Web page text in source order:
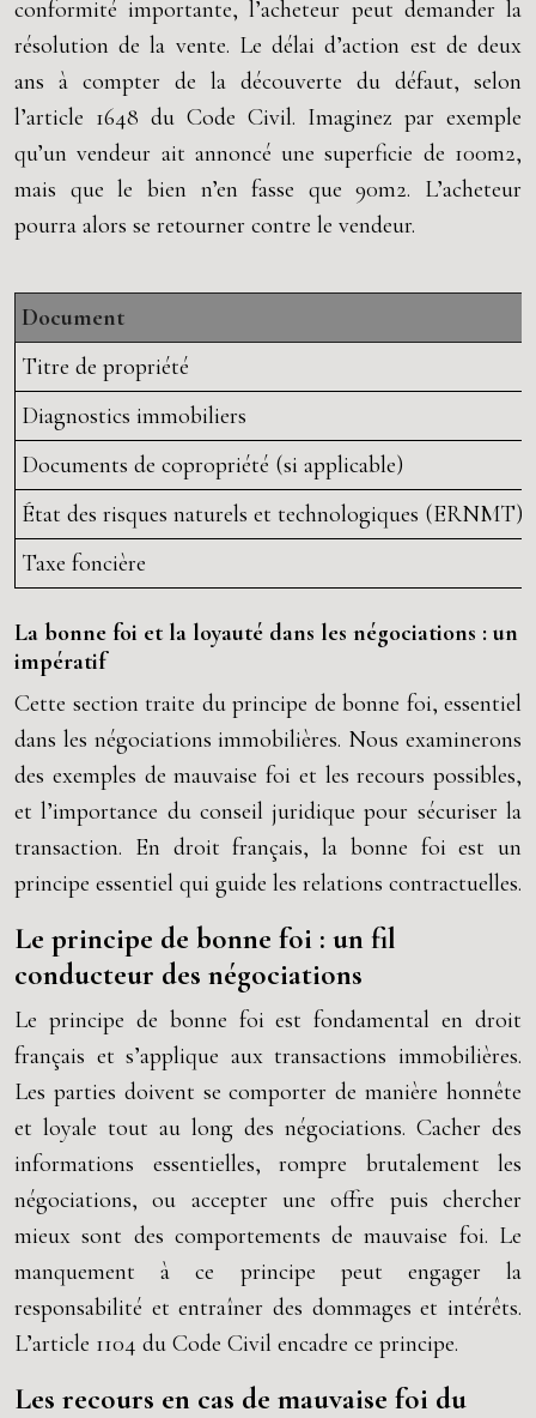
conformité importante, l’acheteur peut demander la
résolution de la vente. Le délai d’action est de deux
ans à compter de la découverte du défaut, selon
l’article 1648 du Code Civil. Imaginez par exemple
qu’un vendeur ait annoncé une superficie de 100m2,
mais que le bien n’en fasse que 90m2. L’acheteur
pourra alors se retourner contre le vendeur.
Document
Titre de propriété
Diagnostics immobiliers
Documents de copropriété (si applicable)
État des risques naturels et technologiques (ERNMT)
Taxe foncière
La bonne foi et la loyauté dans les négociations : un
impératif
Cette section traite du principe de bonne foi, essentiel
dans les négociations immobilières. Nous examinerons
des exemples de mauvaise foi et les recours possibles,
et l’importance du conseil juridique pour sécuriser la
transaction. En droit français, la bonne foi est un
principe essentiel qui guide les relations contractuelles.
Le principe de bonne foi : un fil
conducteur des négociations
Le principe de bonne foi est fondamental en droit
français et s’applique aux transactions immobilières.
Les parties doivent se comporter de manière honnête
et loyale tout au long des négociations. Cacher des
informations essentielles, rompre brutalement les
négociations, ou accepter une offre puis chercher
mieux sont des comportements de mauvaise foi. Le
manquement à ce principe peut engager la
responsabilité et entraîner des dommages et intérêts.
L’article 1104 du Code Civil encadre ce principe.
Les recours en cas de mauvaise foi du